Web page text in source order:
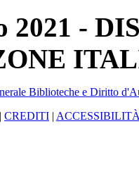
2021 -
Biblioteche e Diritto
| CREDITI |